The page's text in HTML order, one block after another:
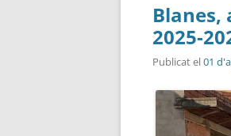
Blanes,
2025-
Publicat el01